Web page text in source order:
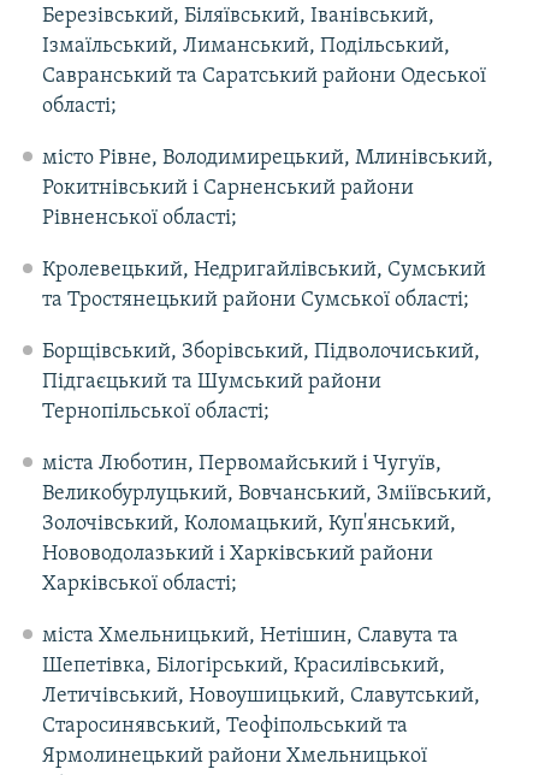
Березівський, Біляївський, Іванівський,
Ізмаїльський, Лиманський, Подільський,
Савранський та Саратський райони Одеської
області;
місто Рівне, Володимирецький, Млинівський,
Рокитнівський і Сарненський райони
Рівненської області;
Кролевецький, Недригайлівський, Сумський
та Тростянецький райони Сумської області;
Борщівський, Зборівський, Підволочиський,
Підгаєцький та Шумський райони
Тернопільської області;
міста Люботин, Первомайський і Чугуїв,
Великобурлуцький, Вовчанський, Зміївський,
Золочівський, Коломацький, Куп'янський,
Нововодолазький і Харківський райони
Харківської області;
міста Хмельницький, Нетішин, Славута та
Шепетівка, Білогірський, Красилівський,
Летичівський, Новоушицький, Славутський,
Старосинявський, Теофіпольський та
Ярмолинецький райони Хмельницької